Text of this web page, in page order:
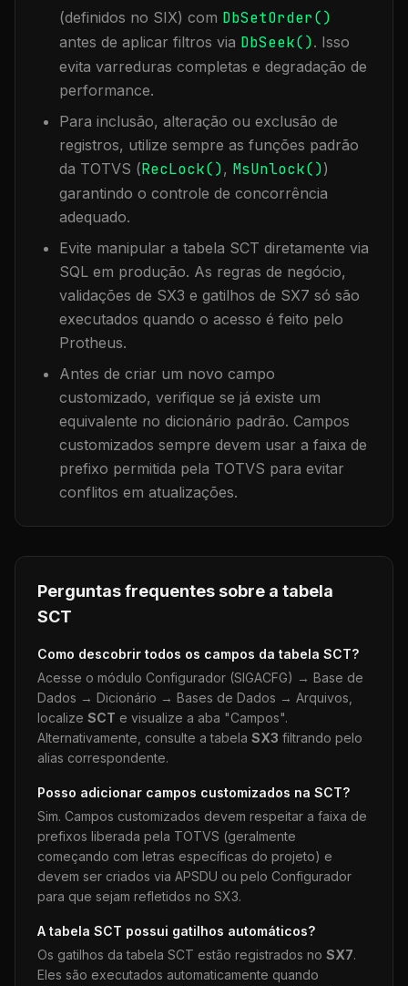
(definidos no SIX) com DbSetOrder()
antes de aplicar filtros via DbSeek(). Isso
evita varreduras completas e degradação de
performance.
Para inclusão, alteração ou exclusão de
registros, utilize sempre as funções padrão
da TOTVS (RecLock(), MsUnlock())
garantindo o controle de concorrência
adequado.
Evite manipular a tabela SCT diretamente via
SQL em produção. As regras de negócio,
validações de SX3 e gatilhos de SX7 só são
executados quando o acesso é feito pelo
Protheus.
Antes de criar um novo campo
customizado, verifique se já existe um
equivalente no dicionário padrão. Campos
customizados sempre devem usar a faixa de
prefixo permitida pela TOTVS para evitar
conflitos em atualizações.
Perguntas frequentes sobre a tabela
SCT
Como descobrir todos os campos da tabela SCT?
Acesse o módulo Configurador (SIGACFG) → Base de
Dados → Dicionário → Bases de Dados → Arquivos,
localize SCT e visualize a aba "Campos".
Alternativamente, consulte a tabela SX3 filtrando pelo
alias correspondente.
Posso adicionar campos customizados na SCT?
Sim. Campos customizados devem respeitar a faixa de
prefixos liberada pela TOTVS (geralmente
começando com letras específicas do projeto) e
devem ser criados via APSDU ou pelo Configurador
para que sejam refletidos no SX3.
A tabela SCT possui gatilhos automáticos?
Os gatilhos da tabela SCT estão registrados no SX7.
Eles são executados automaticamente quando